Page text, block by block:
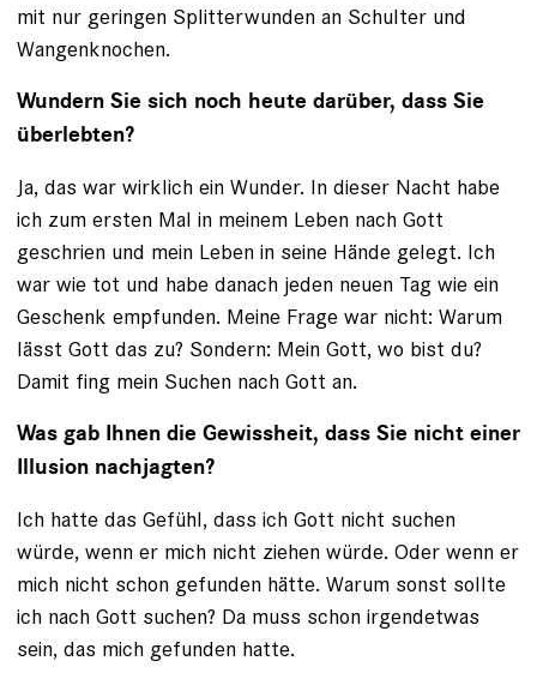
mit nur geringen Splitterwunden an Schulter und
Wangenknochen.
Wundern Sie sich noch heute darüber, dass Sie
überlebten?
Ja, das war wirklich ein Wunder. In dieser Nacht habe
ich zum ersten Mal in meinem Leben nach Gott
geschrien und mein Leben in seine Hände gelegt. Ich
war wie tot und habe danach jeden neuen Tag wie ein
Geschenk empfunden. Meine Frage war nicht: Warum
lässt Gott das zu? Sondern: Mein Gott, wo bist du?
Damit fing mein Suchen nach Gott an.
Was gab Ihnen die Gewissheit, dass Sie nicht einer
Illusion nachjagten?
Ich hatte das Gefühl, dass ich Gott nicht suchen
würde, wenn er mich nicht ziehen würde. Oder wenn er
mich nicht schon gefunden hätte. Warum sonst sollte
ich nach Gott suchen? Da muss schon irgendetwas
sein, das mich gefunden hatte.